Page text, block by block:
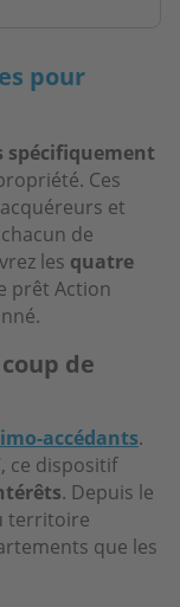
pour
spécifiquement
Ces
et
de
les quatre
prêt Action
de
accédants.
ce dispositif
. Depuis le
territoire
que les